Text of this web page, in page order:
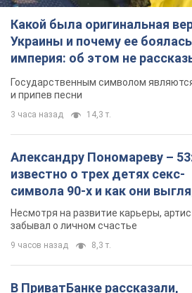
Какой была оригинальная
Украины и почему ее
империя: об этом не
Государственным символом
и припев песни
3 часа назад 14,3 т.
Александру Пономареву –
известно о трех детях секс-
символа 90-х и как они
Несмотря на развитие карьеры,
забывал о личном счастье
9 часов назад 8,3 т.
В ПриватБанке рассказали,